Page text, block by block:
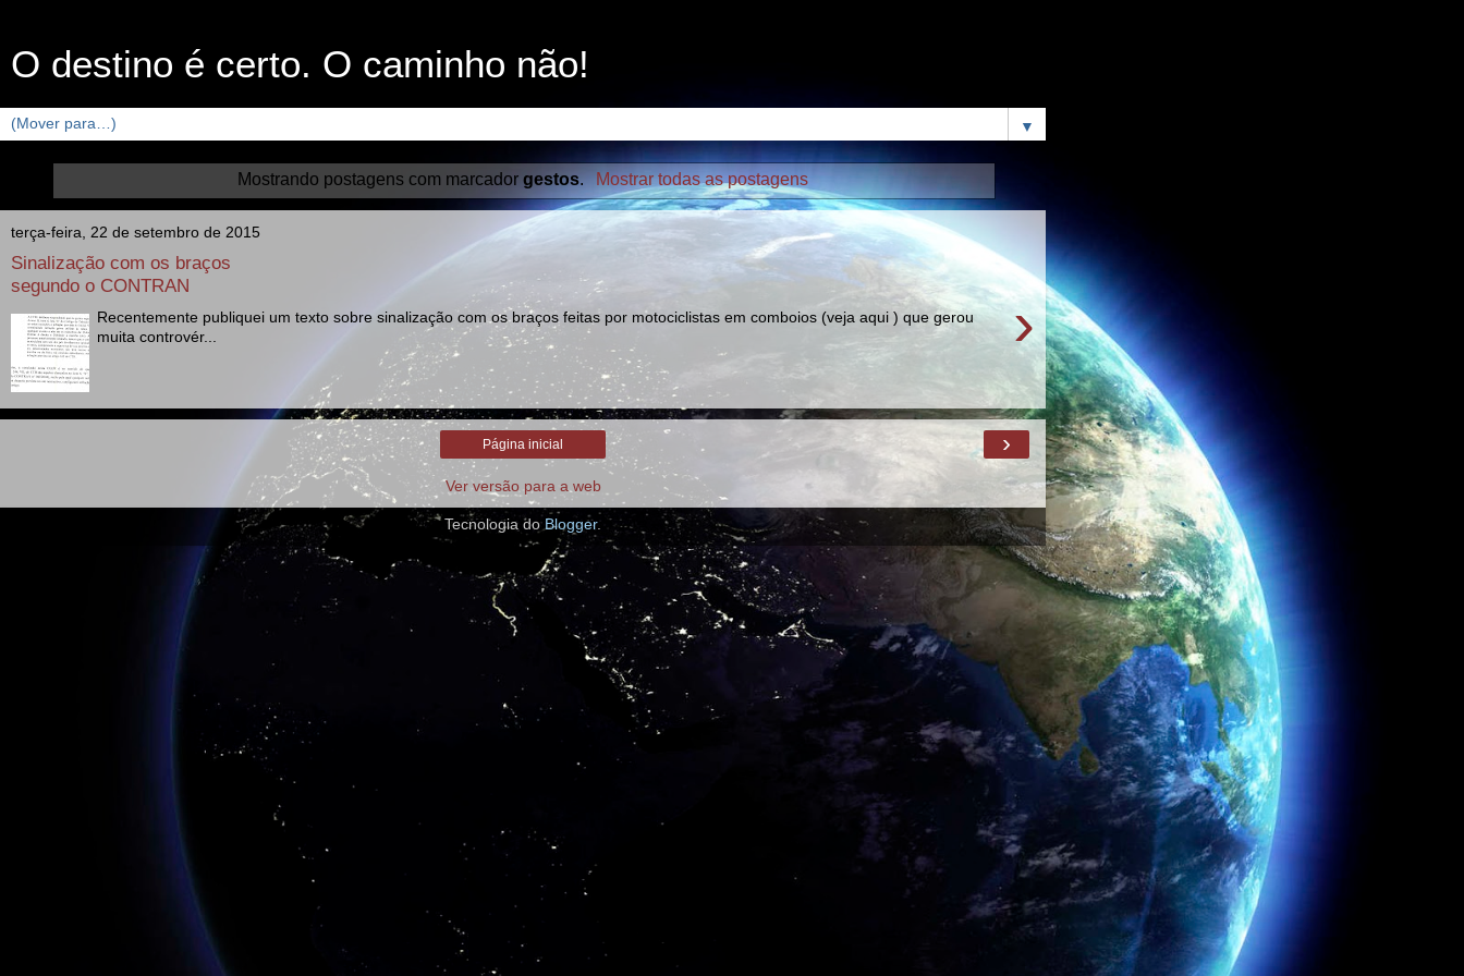
O destino é certo. O caminho não!
▼
Mostrando postagens com marcadorgestos. Mostrar todas as postagens
terça-feira, 22 de setembro de 2015
Sinalização com os braços
segundo o CONTRAN
›
Recentemente publiquei um texto sobre sinalização com os braços feitas por motociclistas em comboios (veja aqui ) que gerou
muita controvér...
›
Página inicial
Ver versão para a web
Tecnologia doBlogger.